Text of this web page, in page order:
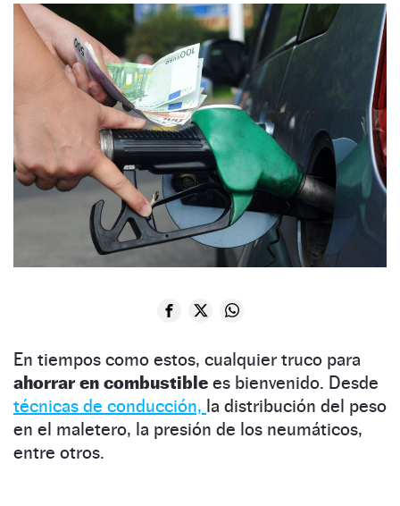
En tiempos como estos, cualquier truco para
ahorrar en combustible es bienvenido. Desde
técnicas de conducción, la distribución del peso
en el maletero, la presión de los neumáticos,
entre otros.